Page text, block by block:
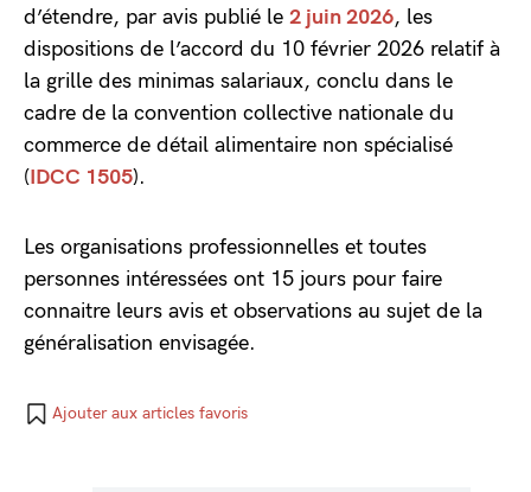
d’étendre, par avis publié le 2 juin 2026, les
dispositions de l’accord du 10 février 2026 relatif à
la grille des minimas salariaux, conclu dans le
cadre de la convention collective nationale du
commerce de détail alimentaire non spécialisé
(IDCC 1505).
Les organisations professionnelles et toutes
personnes intéressées ont 15 jours pour faire
connaitre leurs avis et observations au sujet de la
généralisation envisagée.
Ajouter aux articles favoris